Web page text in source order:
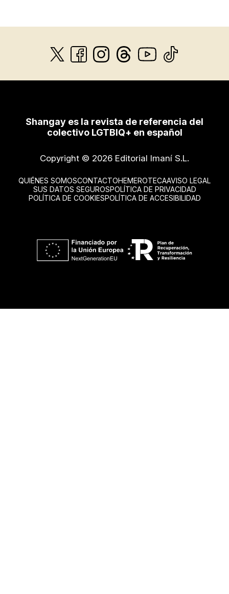
Shangay es la revista de referencia del
colectivo LGTBIQ+ en español
Copyright © 2026 Editorial Imaní S.L.
QUIÉNES SOMOSCONTACTOHEMEROTECAAVISO LEGAL
SUS DATOS SEGUROSPOLÍTICA DE PRIVACIDAD
POLÍTICA DE COOKIESPOLÍTICA DE ACCESIBILIDAD